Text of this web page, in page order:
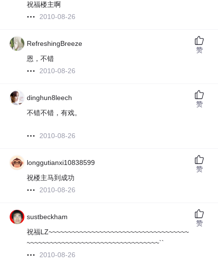
祝福楼主啊
2010-08-26
RefreshingBreeze
恩，不错
2010-08-26
赞
dinghun8leech
不错不错，有戏。
2010-08-26
赞
longgutianxi10838599
祝楼主马到成功
2010-08-26
赞
sustbeckham
祝福LZ~~~~~~~~~~~~~~~~~~~~~~~~~~~~~~~~~~~~
~~~~~~~~~~~~~~~~~~~~~~~~~~~~~~~~~~``
2010-08-26
赞